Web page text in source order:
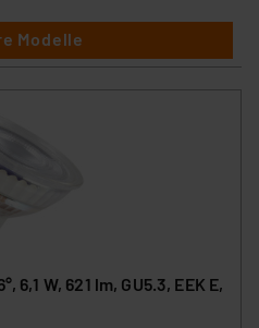
Modelle
6,1 W, 621 lm, GU5.3, EEK E,